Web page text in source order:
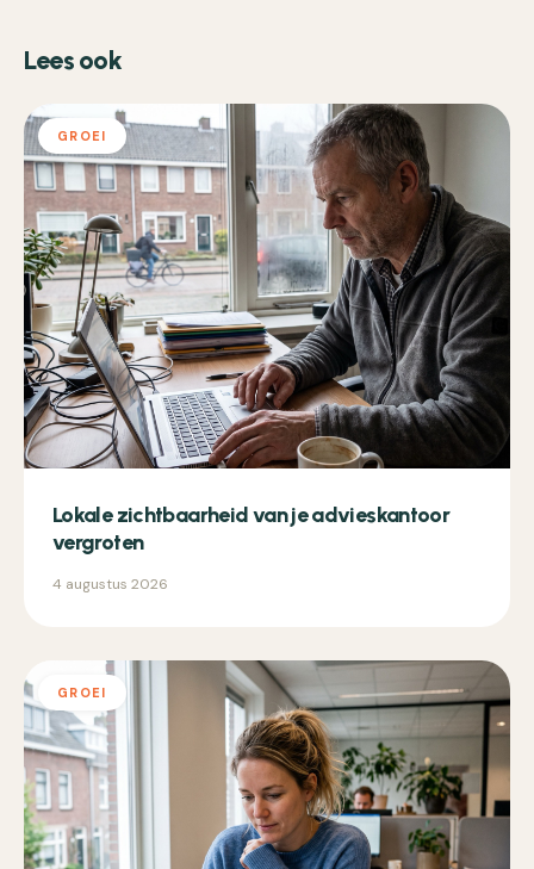
Lees ook
GROEI
Lokale zichtbaarheid van je advieskantoor
vergroten
4 augustus 2026
GROEI